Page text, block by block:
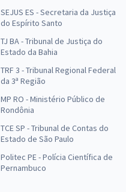
SEJUS ES - Secretaria da Justiça
do Espírito Santo
TJ BA - Tribunal de Justiça do
Estado da Bahia
TRF 3 - Tribunal Regional Federal
da 3ª Região
MP RO - Ministério Público de
Rondônia
TCE SP - Tribunal de Contas do
Estado de São Paulo
Politec PE - Polícia Científica de
Pernambuco